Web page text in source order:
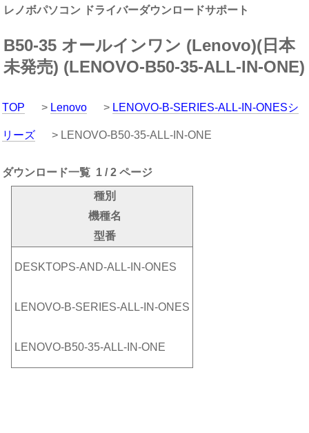
レノボパソコン ドライバーダウンロードサポート
B50-35 オールインワン (Lenovo)(日本
未発売) (LENOVO-B50-35-ALL-IN-ONE)
TOP > Lenovo > LENOVO-B-SERIES-ALL-IN-ONESシ
リーズ > LENOVO-B50-35-ALL-IN-ONE
ダウンロード一覧 1 / 2 ページ
種別
機種名
型番
DESKTOPS-AND-ALL-IN-ONES
LENOVO-B-SERIES-ALL-IN-ONES
LENOVO-B50-35-ALL-IN-ONE